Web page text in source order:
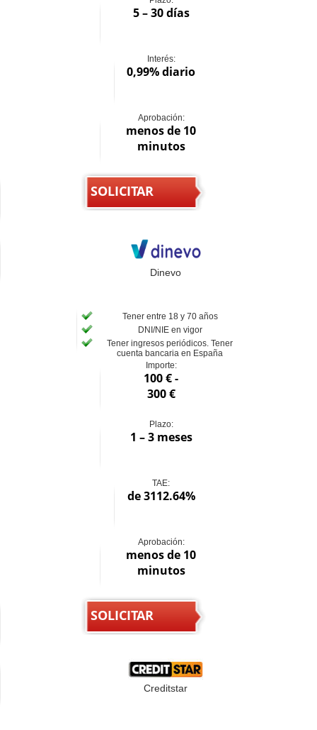
5 – 30 días
Interés:
0,99% diario
Aprobación:
menos de 10
minutos
SOLICITAR
Dinevo
Tener entre 18 y 70 años
DNI/NIE en vigor
Tener ingresos periódicos. Tener
cuenta bancaria en España
Importe:
100 € -
300 €
Plazo:
1 – 3 meses
TAE:
de 3112.64%
Aprobación:
menos de 10
minutos
SOLICITAR
Creditstar